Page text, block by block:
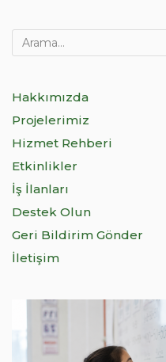
Hakkımızda
Projelerimiz
Hizmet Rehberi
Etkinlikler
İş İlanları
Destek Olun
Geri Bildirim Gönder
İletişim